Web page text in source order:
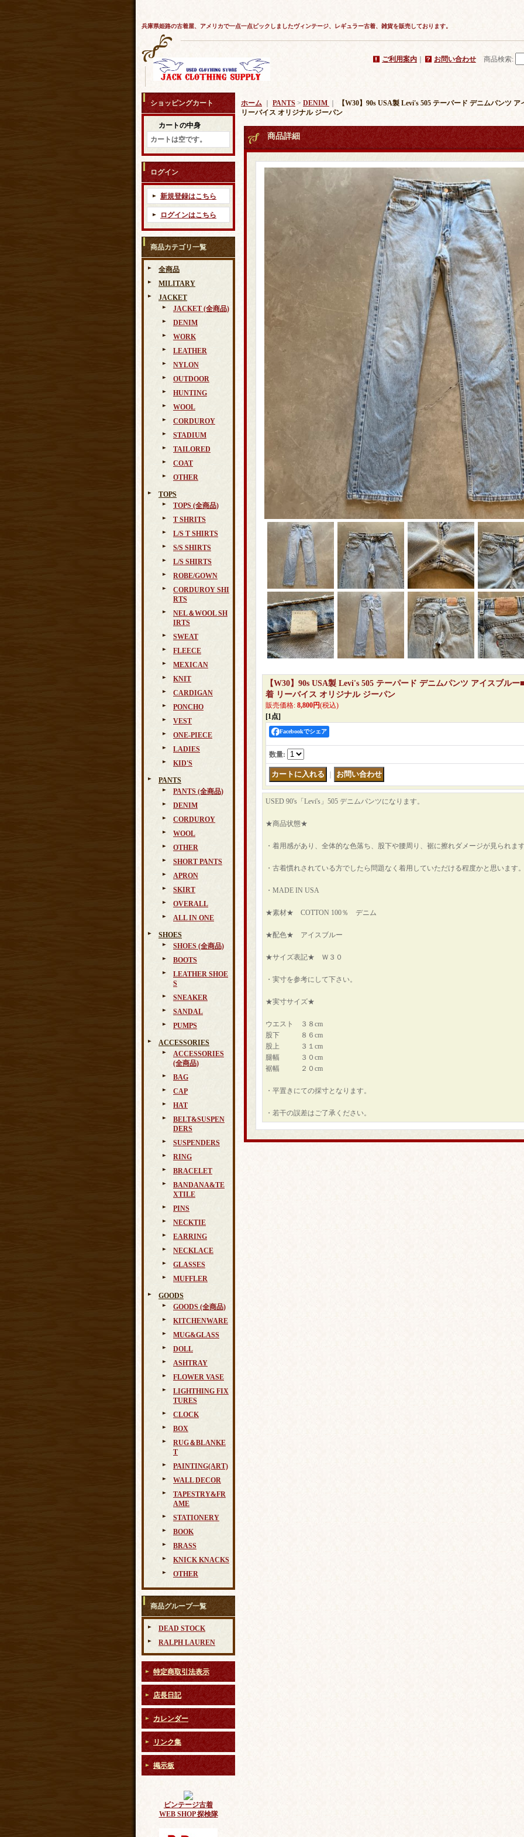
兵庫県姫路の古着屋、アメリカで一点一点ピックしましたヴィンテージ、レギュラー古着、雑貨を販売しております。
ご利用案内 お問い合わせ 商品検索:
ショッピングカート
カートの中身
カートは空です。
ログイン
新規登録はこちら
ログインはこちら
商品カテゴリ一覧
全商品
MILITARY
JACKET
JACKET (全商品)
DENIM
WORK
LEATHER
NYLON
OUTDOOR
HUNTING
WOOL
CORDUROY
STADIUM
TAILORED
COAT
OTHER
TOPS
TOPS (全商品)
T SHRITS
L/S T SHIRTS
S/S SHIRTS
L/S SHIRTS
ROBE/GOWN
CORDUROY SHI
RTS
NEL＆WOOL SH
IRTS
SWEAT
FLEECE
MEXICAN
KNIT
CARDIGAN
PONCHO
VEST
ONE-PIECE
LADIES
KID'S
PANTS
PANTS (全商品)
DENIM
CORDUROY
WOOL
OTHER
SHORT PANTS
APRON
SKIRT
OVERALL
ALL IN ONE
SHOES
SHOES (全商品)
BOOTS
LEATHER SHOE
S
SNEAKER
SANDAL
PUMPS
ACCESSORIES
ACCESSORIES
(全商品)
BAG
CAP
HAT
BELT&SUSPEN
DERS
SUSPENDERS
RING
BRACELET
BANDANA&TE
XTILE
PINS
NECKTIE
EARRING
NECKLACE
GLASSES
MUFFLER
GOODS
GOODS (全商品)
KITCHENWARE
MUG&GLASS
DOLL
ASHTRAY
FLOWER VASE
LIGHTHING FIX
TURES
CLOCK
BOX
RUG＆BLANKE
T
PAINTING(ART)
WALL DECOR
TAPESTRY&FR
AME
STATIONERY
BOOK
BRASS
KNICK KNACKS
OTHER
商品グループ一覧
DEAD STOCK
RALPH LAUREN
特定商取引法表示
店長日記
カレンダー
リンク集
掲示板
ビンテージ古着
WEB SHOP 探検隊
ホーム PANTS > DENIM
【W30】90s USA製 Levi's 505 テーパード デニムパンツ
リーバイス オリジナル ジーパン
商品詳細
【W30】90s USA製 Levi's 505 テーパード デニムパンツ アイスブル
着 リーバイス オリジナル ジーパン
販売価格: 8,800円(税込)
[1点]
Facebookでシェア
数量:
USED 90's「Levi's」505 デニムパンツになります。
★商品状態★
・着用感があり、全体的な色落ち、股下や腰周り、裾に擦れダメージが見られま
・古着慣れされている方でしたら問題なく着用していただける程度かと思います
・MADE IN USA
★素材★ COTTON 100％ デニム
★配色★ アイスブルー
★サイズ表記★ Ｗ３０
・実寸を参考にして下さい。
★実寸サイズ★
ウエスト ３８cm
股下 ８６cm
股上 ３１cm
腿幅 ３０cm
裾幅 ２０cm
・平置きにての採寸となります。
・若干の誤差はご了承ください。